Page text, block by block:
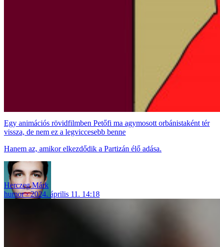
Egy animációs rövidfilmben Petőfi ma agymosott orbánistaként tér
vissza, de nem ez a legviccesebb benne
Hanem az, amikor elkezdődik a Partizán élő adása.
Herczeg Márk
humor
2024. április 11. 14:18